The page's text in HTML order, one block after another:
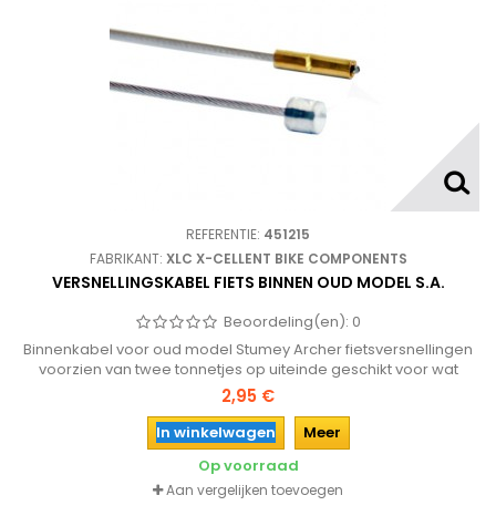
REFERENTIE: 451215
FABRIKANT: XLC X-CELLENT BIKE COMPONENTS
VERSNELLINGSKABEL FIETS BINNEN OUD MODEL S.A.
Beoordeling(en): 0
Binnenkabel voor oud model Stumey Archer fietsversnellingen
voorzien van twee tonnetjes op uiteinde geschikt voor wat
oudere fietsen. De kabel is gemaakt van sterk RVS.
2,95 €
In winkelwagen
Meer
Op voorraad
Aan vergelijken toevoegen